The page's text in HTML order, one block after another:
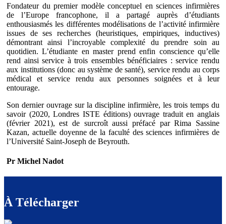
Fondateur du premier modèle conceptuel en sciences infirmières
de l’Europe francophone, il a partagé auprès d’étudiants
enthousiasmés les différentes modélisations de l’activité infirmière
issues de ses recherches (heuristiques, empiriques, inductives)
démontrant ainsi l’incroyable complexité du prendre soin au
quotidien. L’étudiante en master prend enfin conscience qu’elle
rend ainsi service à trois ensembles bénéficiaires : service rendu
aux institutions (donc au système de santé), service rendu au corps
médical et service rendu aux personnes soignées et à leur
entourage.
Son dernier ouvrage sur la discipline infirmière, les trois temps du
savoir (2020, Londres ISTE éditions) ouvrage traduit en anglais
(février 2021), est de surcroît aussi préfacé par Rima Sassine
Kazan, actuelle doyenne de la faculté des sciences infirmières de
l’Université Saint-Joseph de Beyrouth.
Pr Michel Nadot
À Télécharger